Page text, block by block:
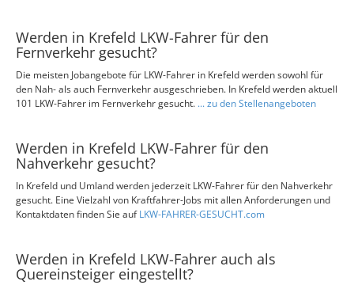
Werden in Krefeld LKW-Fahrer für den
Fernverkehr gesucht?
Die meisten Jobangebote für LKW-Fahrer in Krefeld werden sowohl für
den Nah- als auch Fernverkehr ausgeschrieben. In Krefeld werden aktuell
101 LKW-Fahrer im Fernverkehr gesucht. ... zu den Stellenangeboten
Werden in Krefeld LKW-Fahrer für den
Nahverkehr gesucht?
In Krefeld und Umland werden jederzeit LKW-Fahrer für den Nahverkehr
gesucht. Eine Vielzahl von Kraftfahrer-Jobs mit allen Anforderungen und
Kontaktdaten finden Sie aufLKW-FAHRER-GESUCHT.com
Werden in Krefeld LKW-Fahrer auch als
Quereinsteiger eingestellt?